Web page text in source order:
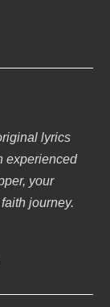
lyrics
experienced
your
journey.